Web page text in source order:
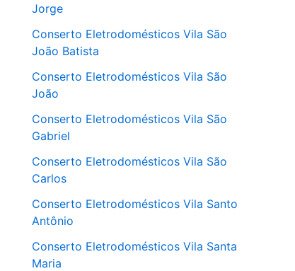
Jorge
Conserto Eletrodomésticos Vila São
João Batista
Conserto Eletrodomésticos Vila São
João
Conserto Eletrodomésticos Vila São
Gabriel
Conserto Eletrodomésticos Vila São
Carlos
Conserto Eletrodomésticos Vila Santo
Antônio
Conserto Eletrodomésticos Vila Santa
Maria